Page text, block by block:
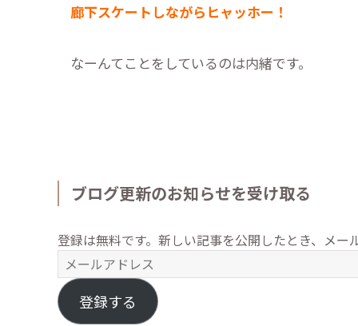
廊下スケートしながらヒャッホー！
なーんてことをしているのは内緒です。
ブログ更新のお知らせを受け取る
登録は無料です。新しい記事を公開したとき、メー
メ
ー
ル
ア
登録する